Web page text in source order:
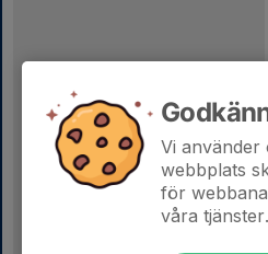
Vi
webbplats
för
våra tjänster.